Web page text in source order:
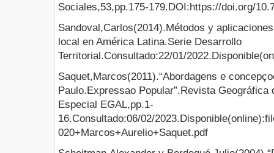
Sociales,53,pp.175-179.DOI:https://doi.org/
Sandoval,Carlos(2014).Métodos y
local en América Latina.Serie Desarrollo
Territorial.Consultado:22/01/
Saquet,Marcos(2011).“Abordagens e
Paulo.Expressao Popular”.Revista Geográfica
Especial EGAL,pp.1-
16.Consultado:06/02/
020+Marcos+Aurelio+Saquet.pdf